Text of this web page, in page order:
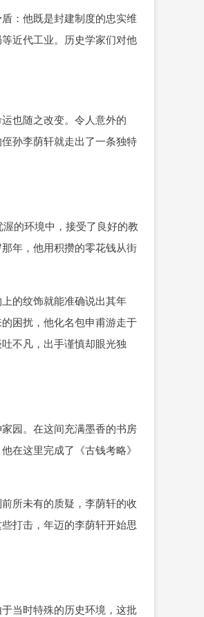
：他既是封建制度的忠实维
近代工业。历史学家们对他
也随之改变。令人意外的
孙李荫轩就走出了一条独特
的环境中，接受了良好的教
年，他用积攒的零花钱从街
的纹饰就能准确说出其年
困扰，他化名包申甫游走于
不凡，出手谨慎却眼光独
园。在这间充满墨香的书房
在这里完成了《古钱考略》
所未有的质疑，李荫轩的收
打击，年迈的李荫轩开始思
当时特殊的历史环境，这批